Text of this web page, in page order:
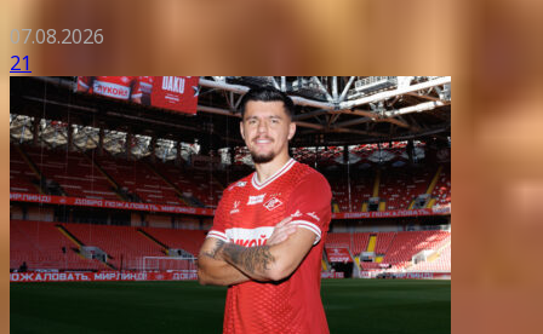
07.08.2026
21